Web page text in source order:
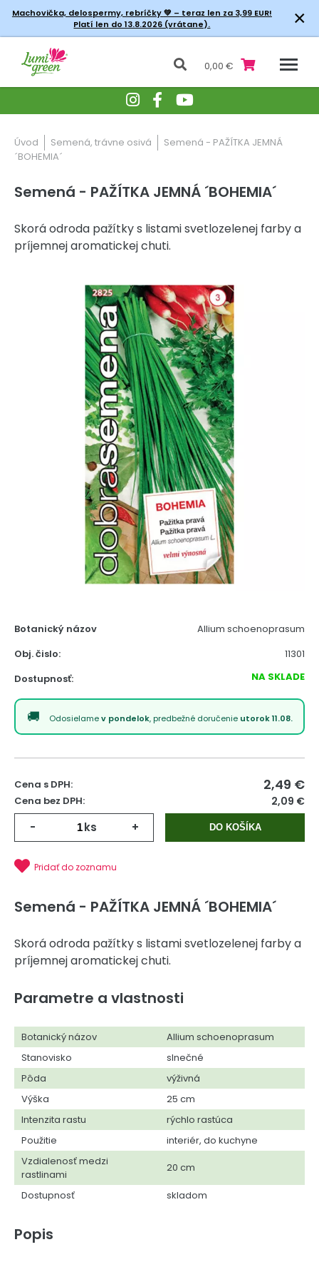
Machovička, delospermy, rebríčky💚 – teraz len za 3,99 EUR!
Platí len do 13.8.2026 (vrátane).
×
0,00 €
Úvod Semená, trávne osivá
Semená - PAŽÍTKA JEMNÁ
´BOHEMIA´
Semená - PAŽÍTKA JEMNÁ ´BOHEMIA´
Skorá odroda pažítky s listami svetlozelenej farby a
príjemnej aromatickej chuti.
Botanický názov
Allium schoenoprasum
Obj. čislo:
11301
Dostupnosť:
NA SKLADE
Odosielamev pondelok, predbežné doručenie utorok 11.08.
Cena s DPH: 2,49 €
Cena bez DPH: 2,09 €
- ks + DO KOŠÍKA
Pridať do zoznamu
Semená - PAŽÍTKA JEMNÁ ´BOHEMIA´
Skorá odroda pažítky s listami svetlozelenej farby a
príjemnej aromatickej chuti.
Parametre a vlastnosti
Botanický názov
Allium schoenoprasum
Stanovisko
slnečné
Pôda
výživná
Výška
25 cm
Intenzita rastu
rýchlo rastúca
Použitie
interiér, do kuchyne
Vzdialenosť medzi
rastlinami
20 cm
Dostupnosť skladom
Popis